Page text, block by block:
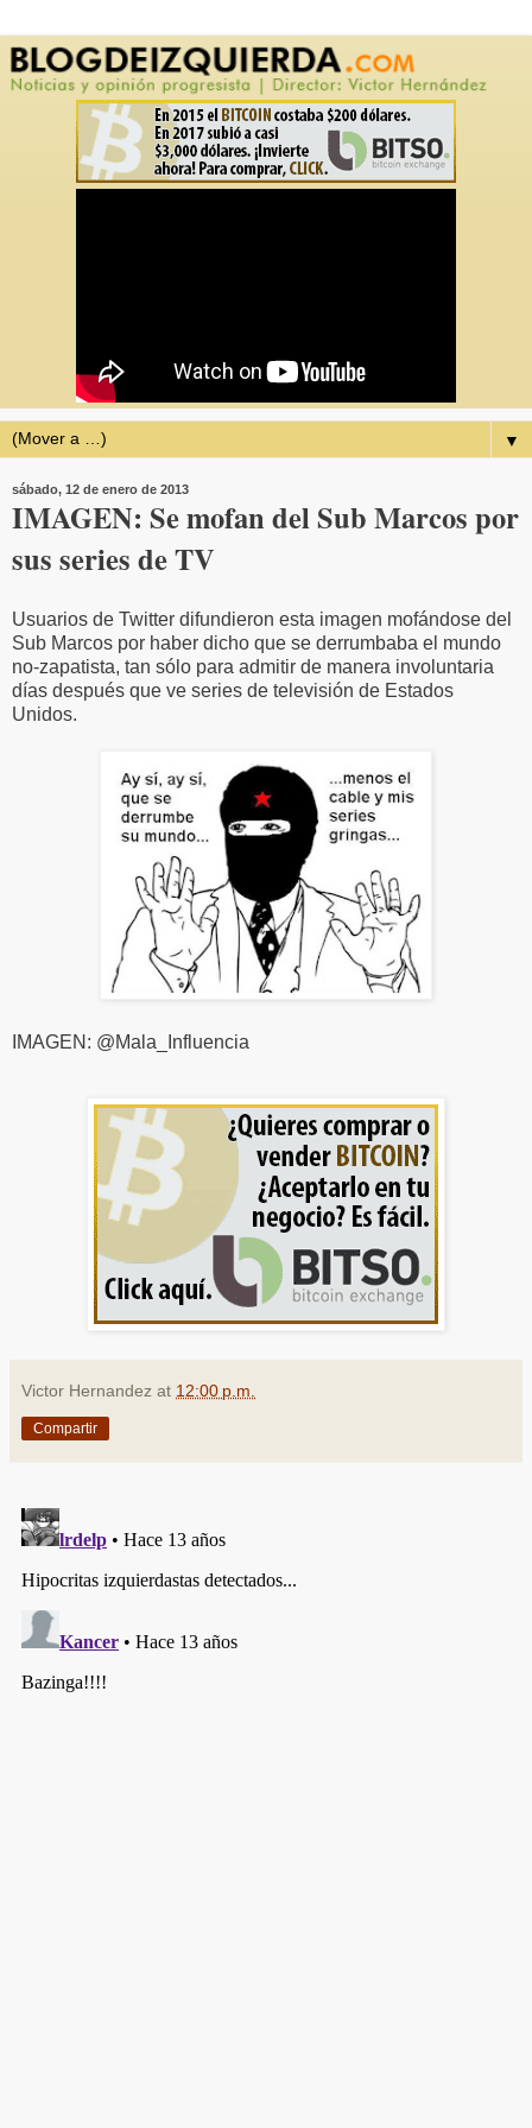
▼
sábado, 12 de enero de 2013
IMAGEN: Se mofan del Sub Marcos por
sus series de TV
Usuarios de Twitter difundieron esta imagen mofándose del
Sub Marcos por haber dicho que se derrumbaba el mundo
no-zapatista, tan sólo para admitir de manera involuntaria
días después que ve series de televisión de Estados
Unidos.
IMAGEN: @Mala_Influencia
Victor Hernandez at 12:00 p.m.
Compartir